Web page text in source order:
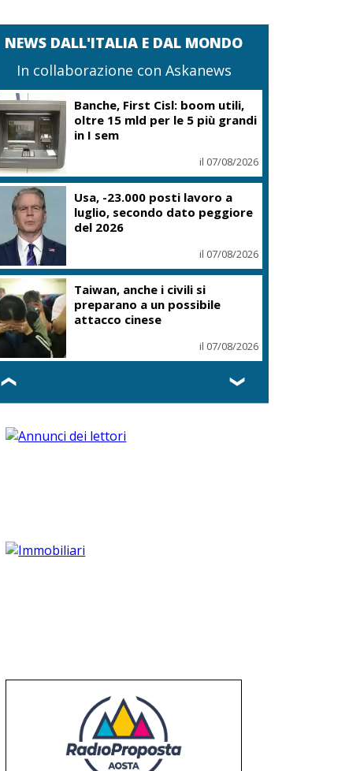
NEWS DALL'ITALIA E DAL MONDO
In collaborazione con Askanews
Spin Time, Nonna Roma: prima
vittoria, casa popolare per chi
ha requisiti
il 07/08/2026
Thailandia, 14enne uccide i
nonni e poi fa strage al liceo: 8
morti
il 07/08/2026
Trittico Vitivinicolo:
vendemmia in anticipo tra
qualità e siccità
il 07/08/2026
❮ ❯